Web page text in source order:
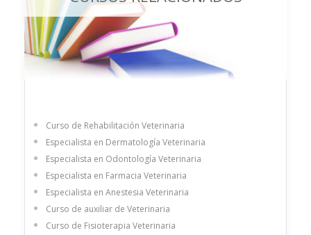
Curso de Rehabilitación Veterinaria
Especialista en Dermatología Veterinaria
Especialista en Odontología Veterinaria
Especialista en Farmacia Veterinaria
Especialista en Anestesia Veterinaria
Curso de auxiliar de Veterinaria
Curso de Fisioterapia Veterinaria